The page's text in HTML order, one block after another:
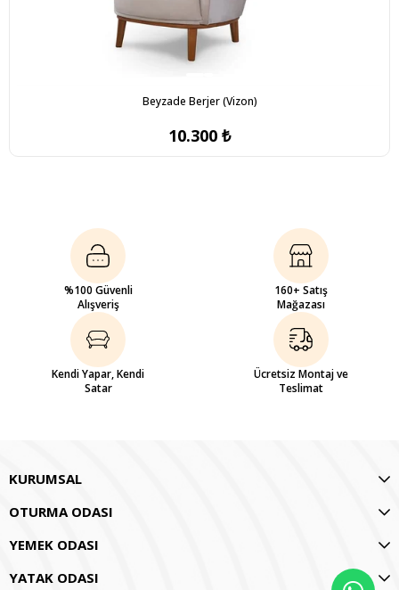
Beyzade Berjer (Vizon)
10.300 ₺
%100 Güvenli
Alışveriş
160+ Satış
Mağazası
Kendi Yapar, Kendi
Satar
Ücretsiz Montaj ve
Teslimat
KURUMSAL
OTURMA ODASI
YEMEK ODASI
YATAK ODASI